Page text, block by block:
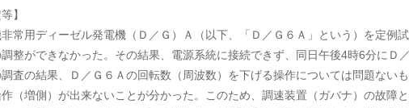
】
常用ディーゼル発電機（Ｄ／Ｇ）Ａ（以下、「Ｄ／Ｇ６Ａ」という）を定例
整ができなかった。その結果、電源系統に接続できず、同日午後4時6分にＤ
査の結果、Ｄ／Ｇ６Ａの回転数（周波数）を下げる操作については問題ない
（増側）が出来ないことが分かった。このため、調速装置（ガバナ）の故障